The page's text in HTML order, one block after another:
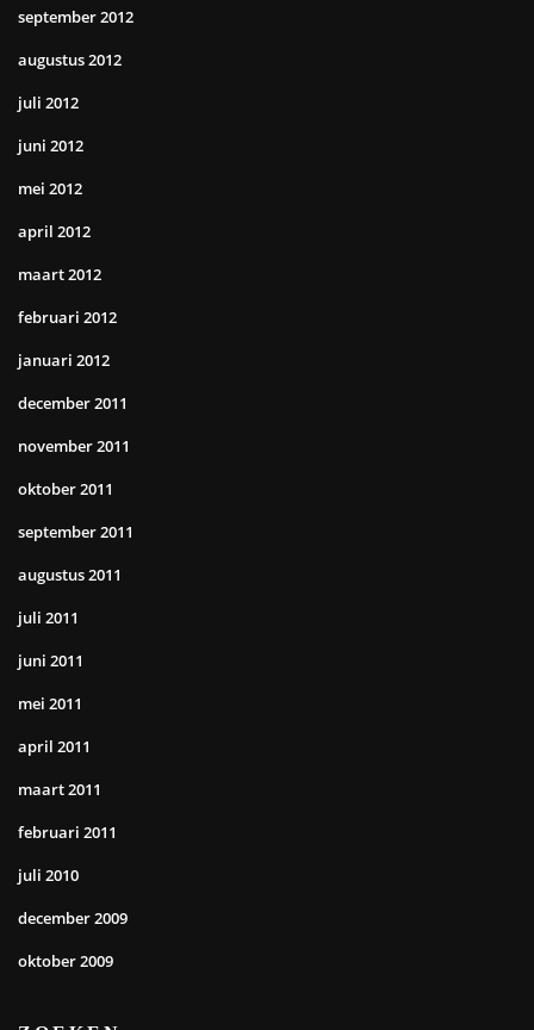
september 2012
augustus 2012
juli 2012
juni 2012
mei 2012
april 2012
maart 2012
februari 2012
januari 2012
december 2011
november 2011
oktober 2011
september 2011
augustus 2011
juli 2011
juni 2011
mei 2011
april 2011
maart 2011
februari 2011
juli 2010
december 2009
oktober 2009